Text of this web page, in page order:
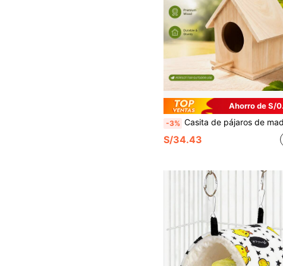
Ahorro de S/
-3% Casita de pájaros de madera colgante con percha, caja nido con forma de casa y cuerda para colgar, refugio para pájaros montado en árbol para exteriores para pájaros pequeños, hábitat decorativo para pájaros para patio, jardín trasero, jardín, apto
S/34.43